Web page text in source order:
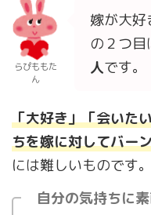
らぴももた
ん
嫁が大
の２つ目
人です。
「大好き」「会いた
ちを嫁に対してバー
には難しいものです。
自分の気持ちに